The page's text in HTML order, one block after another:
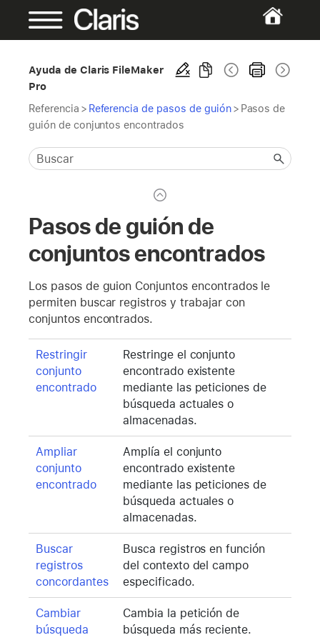
Ayuda de Claris FileMaker
Pro
Referencia > Referencia de pasos de guión > Pasos de
guión de conjuntos encontrados
Pasos de guión de
conjuntos encontrados
Los pasos de guion Conjuntos encontrados le
permiten buscar registros y trabajar con
conjuntos encontrados.
Restringir
conjunto
encontrado
Restringe el conjunto
encontrado existente
mediante las peticiones de
búsqueda actuales o
almacenadas.
Ampliar
conjunto
encontrado
Amplía el conjunto
encontrado existente
mediante las peticiones de
búsqueda actuales o
almacenadas.
Buscar
registros
concordantes
Busca registros en función
del contexto del campo
especificado.
Cambiar
búsqueda
Cambia la petición de
búsqueda más reciente.